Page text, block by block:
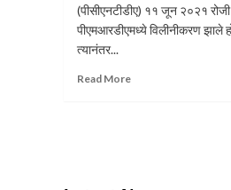
वर्षात
जिल्हा
(सर्वसाधारण)
(पीसीएनटीडीए) ११ जून २०२१ रोजी
पीएमआरडीएमध्ये विलीनीकरण झाले
त्यानंतर...
Read MoreRead